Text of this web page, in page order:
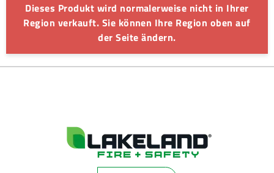
Dieses Produkt wird normalerweise nicht in Ihrer
Region verkauft. Sie können Ihre Region oben auf
der Seite ändern.